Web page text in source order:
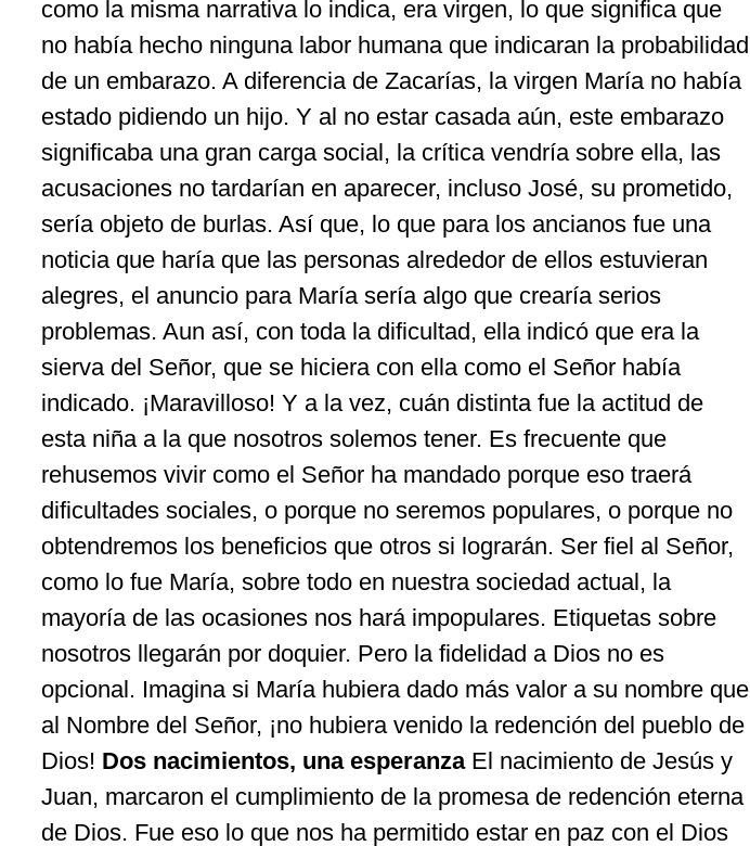
como la misma narrativa lo indica, era virgen, lo que significa que
no había hecho ninguna labor humana que indicaran la probabilidad
de un embarazo. A diferencia de Zacarías, la virgen María no había
estado pidiendo un hijo. Y al no estar casada aún, este embarazo
significaba una gran carga social, la crítica vendría sobre ella, las
acusaciones no tardarían en aparecer, incluso José, su prometido,
sería objeto de burlas. Así que, lo que para los ancianos fue una
noticia que haría que las personas alrededor de ellos estuvieran
alegres, el anuncio para María sería algo que crearía serios
problemas. Aun así, con toda la dificultad, ella indicó que era la
sierva del Señor, que se hiciera con ella como el Señor había
indicado. ¡Maravilloso! Y a la vez, cuán distinta fue la actitud de
esta niña a la que nosotros solemos tener. Es frecuente que
rehusemos vivir como el Señor ha mandado porque eso traerá
dificultades sociales, o porque no seremos populares, o porque no
obtendremos los beneficios que otros si lograrán. Ser fiel al Señor,
como lo fue María, sobre todo en nuestra sociedad actual, la
mayoría de las ocasiones nos hará impopulares. Etiquetas sobre
nosotros llegarán por doquier. Pero la fidelidad a Dios no es
opcional. Imagina si María hubiera dado más valor a su nombre que
al Nombre del Señor, ¡no hubiera venido la redención del pueblo de
Dios! Dos nacimientos, una esperanzaEl nacimiento de Jesús y
Juan, marcaron el cumplimiento de la promesa de redención eterna
de Dios. Fue eso lo que nos ha permitido estar en paz con el Dios